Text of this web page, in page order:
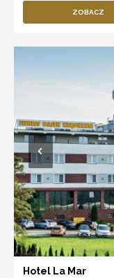
ZOBACZ
Hotel La Mar